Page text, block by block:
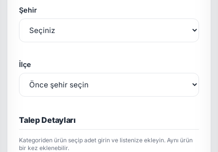
Şehir
İlçe
Talep Detayları
Kategoriden ürün seçip adet girin ve listenize ekleyin. Aynı ürün
bir kez eklenebilir.